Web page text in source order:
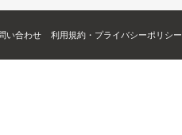
い合わせ 利用規約・プライバシーポリシー